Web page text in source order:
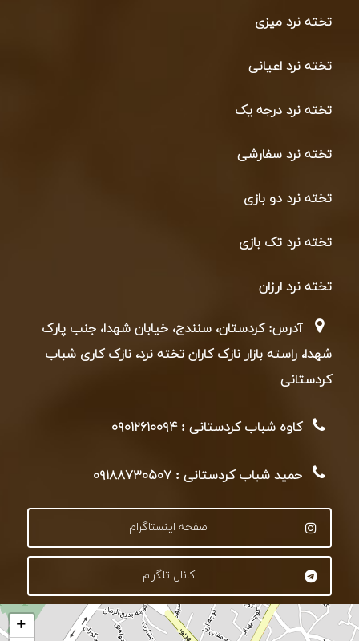
تخته نرد میزی
تخته نرد اعیانی
تخته نرد درجه یک
تخته نرد سفارشی
تخته نرد دو بازی
تخته نرد تک بازی
تخته نرد ارزان
آدرس: کردستان، سنندج، خیابان شهدا، جنب پارک
شهدا، راسته بازار نازک کاران تخته نرد، نازک کاری شباب
کردستانی
کاوه شباب کردستانی : ۰۹۰۱۲۶۱۰۰۹۴
حمید شباب کردستانی : ۰۹۱۸۸۷۳۰۵۰۷
صفحه اینستاگرام
کانال تلگرام
+